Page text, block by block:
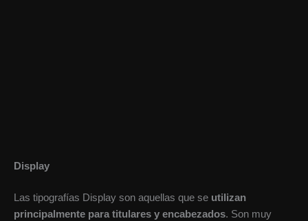
Display
Las tipografías Display son aquellas que se utilizan
principalmente para titulares y encabezados. Son muy